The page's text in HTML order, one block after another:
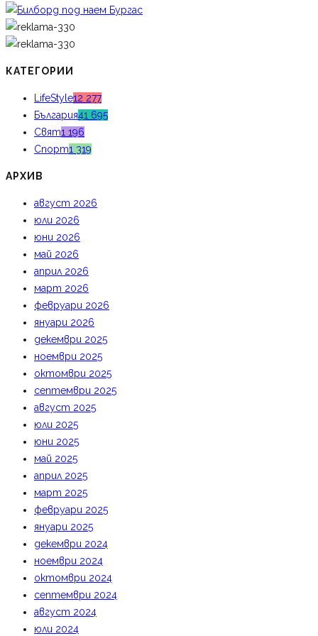
КАТЕГОРИИ
LifeStyle12 277
България41 695
Свят1 196
Спорт1 319
АРХИВ
август 2026
юли 2026
юни 2026
май 2026
април 2026
март 2026
февруари 2026
януари 2026
декември 2025
ноември 2025
октомври 2025
септември 2025
август 2025
юли 2025
юни 2025
май 2025
април 2025
март 2025
февруари 2025
януари 2025
декември 2024
ноември 2024
октомври 2024
септември 2024
август 2024
юли 2024